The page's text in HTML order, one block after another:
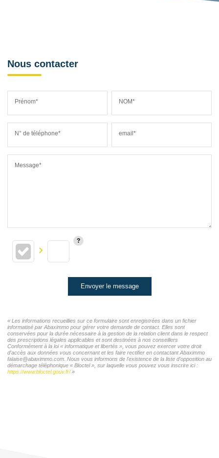
Nous contacter
Prénom* NOM*
N° de téléphone* email*
Message*
Envoyer le message
« Les informations recueillies sur ce formulaire sont enregistrées dans un fichier
informatisé par Abaximmo pour gérer votre demande de contact. Elles sont
conservées pour la durée nécessaire à la gestion de la relation client dans le respect
des prescriptions légales applicables et sont destinées à nos conseillers
Conformément à la loi « informatique et libertés », vous pouvez exercer votre droit
d'accès aux données vous concernant et les faire rectifier en contactant Abaximmo
falaise@abaximmo.com. Nous vous informons de l'existence de la liste d'opposition au
démarchage téléphonique « Bloctel », sur laquelle vous pouvez vous inscrire ici :
https://www.bloctel.gouv.fr/»